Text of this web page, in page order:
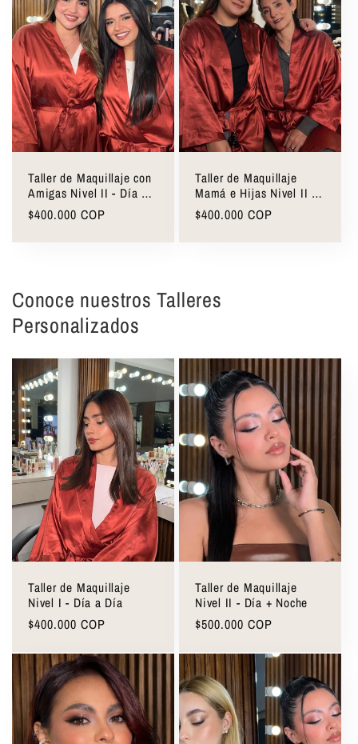
Taller de Maquillaje con
Amigas Nivel II - Día +
Noche
Precio
$400.000 COP
Taller de Maquillaje
Mamá e Hijas Nivel II -
Día + Noche
Precio
$400.000 COP
Conoce nuestros Talleres
Personalizados
Taller de Maquillaje
Nivel I - Día a Día
Precio
$400.000 COP
Taller de Maquillaje
Nivel II - Día + Noche
Precio
$500.000 COP